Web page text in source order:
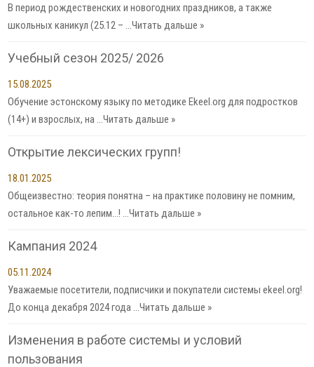
В период рождественских и новогодних праздников, а также
школьных каникул (25.12 – …Читать дальше »
Учебный сезон 2025/ 2026
15.08.2025
Обучение эстонскому языку по методике Ekeel.org для подростков
(14+) и взрослых, на …Читать дальше »
Открытие лексических групп!
18.01.2025
Общеизвестно: теория понятна – на практике половину не помним,
остальное как-то лепим…! …Читать дальше »
Кампания 2024
05.11.2024
Уважаемые посетители, подписчики и покупатели системы ekeel.org!
До конца декабря 2024 года …Читать дальше »
Изменения в работе системы и условий
пользования